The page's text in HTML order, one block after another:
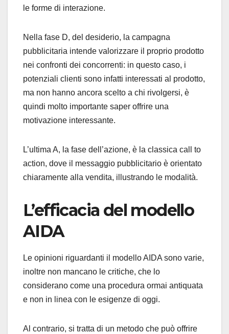
le forme di interazione.
Nella fase D, del desiderio, la campagna
pubblicitaria intende valorizzare il proprio prodotto
nei confronti dei concorrenti: in questo caso, i
potenziali clienti sono infatti interessati al prodotto,
ma non hanno ancora scelto a chi rivolgersi, è
quindi molto importante saper offrire una
motivazione interessante.
L’ultima A, la fase dell’azione, è la classica call to
action, dove il messaggio pubblicitario è orientato
chiaramente alla vendita, illustrando le modalità.
L’efficacia del modello
AIDA
Le opinioni riguardanti il modello AIDA sono varie,
inoltre non mancano le critiche, che lo
considerano come una procedura ormai antiquata
e non in linea con le esigenze di oggi.
Al contrario, si tratta di un metodo che può offrire